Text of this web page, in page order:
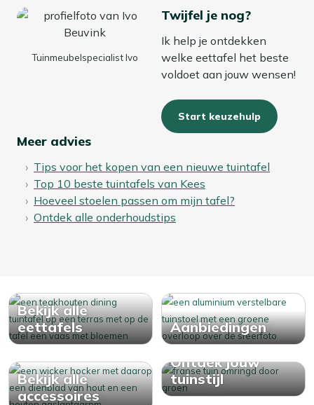
Tuinmeubelspecialist Ivo
Twijfel je nog?
Ik help je ontdekken
welke eettafel het beste
voldoet aan jouw wensen!
Start keuzehulp
Meer advies
Tips voor het kopen van een nieuwe tuintafel
Top 10 beste tuintafels van Kees
Hoeveel stoelen passen om mijn tafel?
Ontdek alle onderhoudstips
Bekijk alle
eettafels
Aanbiedingen
Bekijk alle
accessoires
Ontdek jouw
tuinstijl